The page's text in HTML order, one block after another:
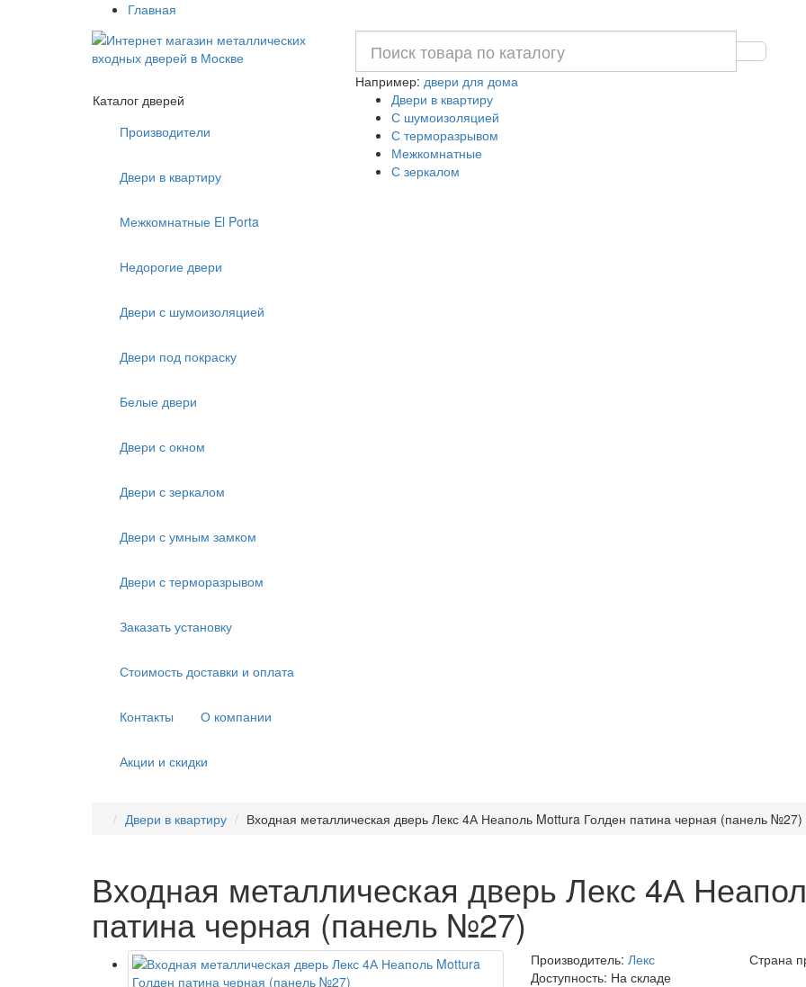
Главная
Например: двери для дома
Двери в квартиру
С шумоизоляцией
С терморазрывом
Межкомнатные
С зеркалом
Каталог дверей
Производители
Двери в квартиру
Межкомнатные El Porta
Недорогие двери
Двери с шумоизоляцией
Двери под покраску
Белые двери
Двери с окном
Двери с зеркалом
Двери с умным замком
Двери с терморазрывом
Заказать установку
Стоимость доставки и оплата
Контакты О компании
Акции и скидки
Двери в квартиру Входная металлическая дверь Лекс 4А Неаполь Mottura Голден патина черная (панель №27)
Входная металлическая дверь Лекс 4А
патина черная (панель №27)
Производитель: Лекс Страна
Доступность: На складе